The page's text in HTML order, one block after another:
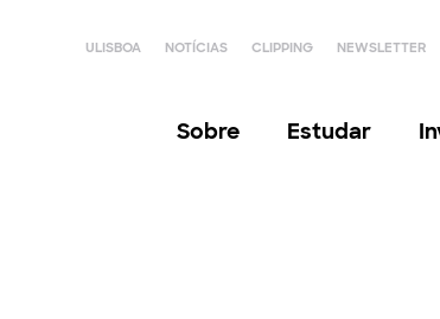
ULISBOA NOTÍCIAS CLIPPING NEWSLETTER
Sobre Estudar